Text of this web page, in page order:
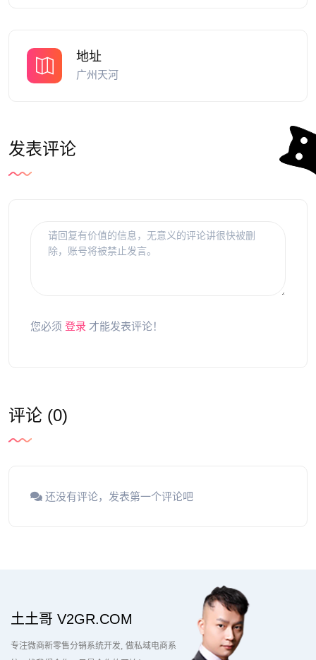
地址
广州天河
发表评论
您必须 登录 才能发表评论！
评论 (0)
还没有评论，发表第一个评论吧
土土哥 V2GR.COM
专注微商新零售分销系统开发 做私域电商系